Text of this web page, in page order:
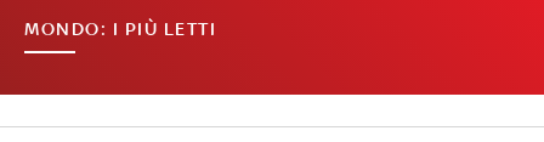
MONDO: I PIÙ LETTI